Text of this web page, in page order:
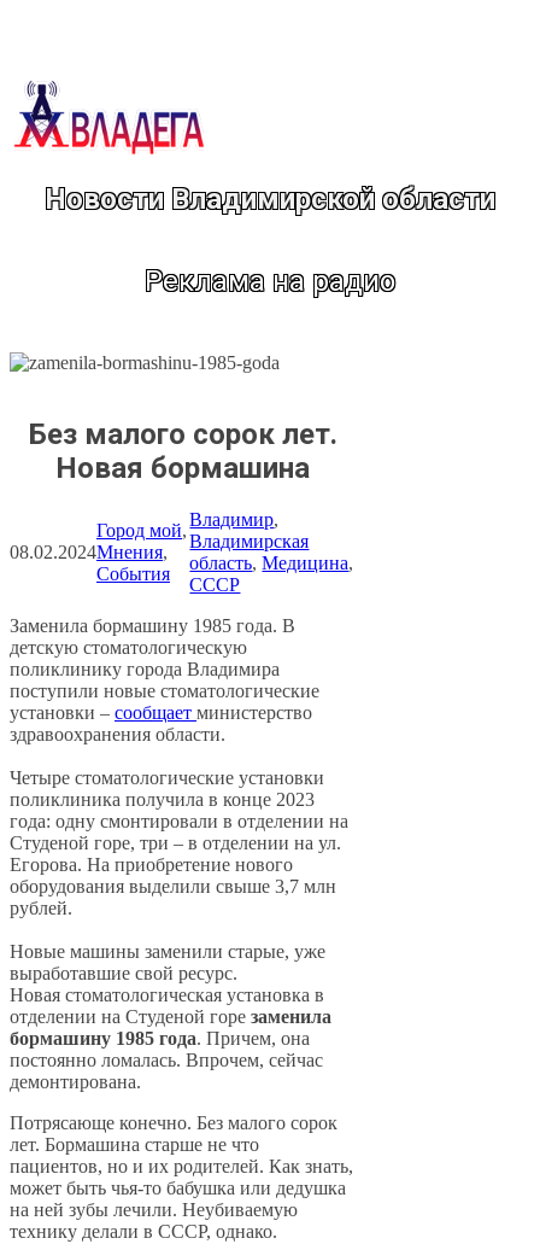
Новости Владимирской области
Реклама на радио
Без малого сорок лет.
Новая бормашина
08.02.2024
Город мой ,
Мнения
События
Владимир
Владимирская
область, Медицина
СССР
Заменила бормашину 1985 года. В
детскую стоматологическую
поликлинику города Владимира
поступили новые стоматологические
установки – сообщает министерство
здравоохранения области.
Четыре стоматологические установки
поликлиника получила в конце 2023
года: одну смонтировали в отделении на
Студеной горе, три – в отделении на ул.
Егорова. На приобретение нового
оборудования выделили свыше 3,7 млн
рублей.
Новые машины заменили старые, уже
выработавшие свой ресурс.
Новая стоматологическая установка в
отделении на Студеной горе заменила
бормашину 1985 года. Причем, она
постоянно ломалась. Впрочем, сейчас
демонтирована.
Потрясающе конечно. Без малого сорок
лет. Бормашина старше не что
пациентов, но и их родителей. Как знать,
может быть чья-то бабушка или дедушка
на ней зубы лечили. Неубиваемую
технику делали в СССР, однако.